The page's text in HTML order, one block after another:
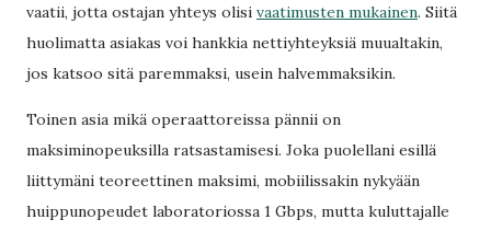
vaatii, jotta ostajan yhteys olisi vaatimusten mukainen. Siitä
huolimatta asiakas voi hankkia nettiyhteyksiä muualtakin,
jos katsoo sitä paremmaksi, usein halvemmaksikin.
Toinen asia mikä operaattoreissa pännii on
maksiminopeuksilla ratsastamisesi. Joka puolellani esillä
liittymäni teoreettinen maksimi, mobiilissakin nykyään
huippunopeudet laboratoriossa 1 Gbps, mutta kuluttajalle